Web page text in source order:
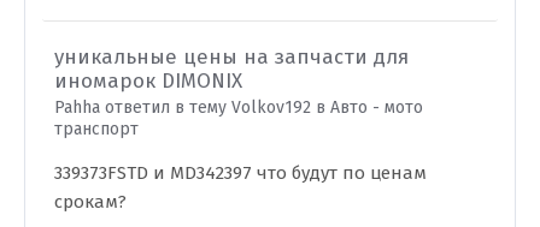
уникальные цены на запчасти для
иномарок DIMONIX
Pahha ответил в тему Volkov192 в Авто - мото
транспорт
339373FSTD и MD342397 что будут по ценам
срокам?